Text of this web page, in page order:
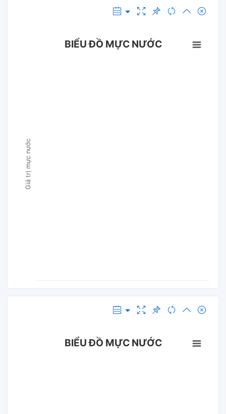
Giá trị mực nước
BIỂU ĐỒ MỰC NƯỚC
BIỂU ĐỒ MỰC NƯỚC